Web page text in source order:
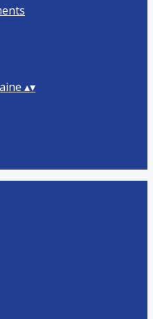
▴▾